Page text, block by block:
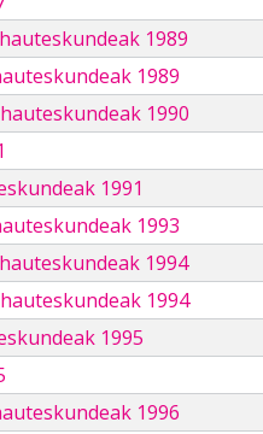
1989
1989
1990
1991
1993
1994
1994
1995
1996